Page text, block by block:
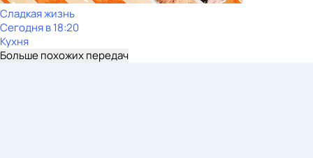
Сладкая жизнь
Сегодня в 18:20
Кухня
Больше похожих передач